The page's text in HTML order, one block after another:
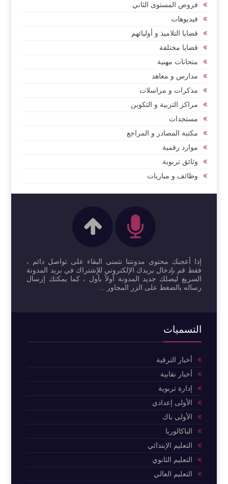
فروض المستوى الثاني
فيديوهات
قضايا التلاميذ و أوليائهم
قضايا مختلفة
متحانات مهنية
مدارس و معاهد
مذكرات و مراسلات
مراكز التربية و التكوين
مستجدات
مكتبة المصادر و المراجع
موارد رقمية
وثائق تربوية
وظائف و مباريات
إذا أعجبك محتوى مدونتنا نتمنى البقاء على تواصل دائم ،
فقط قم بإدخال بريدك الإلكتروني للإشتراك في بريد المدونة
السريع ليصلك جديد المدونة أولاً بأول ، كما يمكنك إرسال
رساله بالضغط على الزر المجاور ...
التسميات
أخبار الترقية
أخبار نقابية
إدارة تربوية
الأولى إعدادي
الأولى باك
الباكالوربا
التعليم الإبتدائي
التعليم الثانوي
التعليم العالي